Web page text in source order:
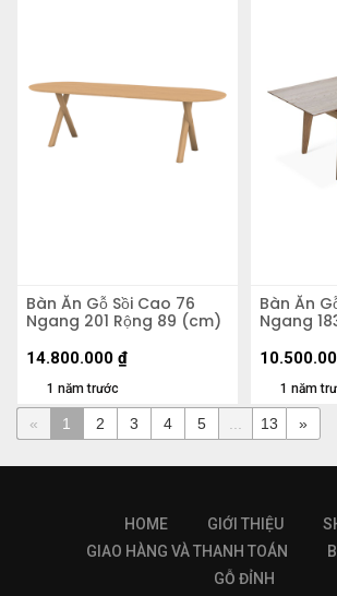
Bàn Ăn Gỗ Sồi Cao 76
Ngang 201 Rộng 89 (cm)
1 năm trước
14.800.000 ₫
Bàn Ăn
Ngang
1 năm
« 1 2 3 4 5 13 »
HOME GIỚI THIỆU
GIAO HÀNG VÀ THANH TOÁN
GỖ ĐỈNH